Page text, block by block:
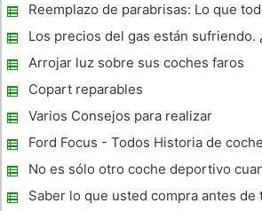
Reemplazo de parabrisas: Lo que
necesitan saber
Los precios del gas están sufriendo.
podemos hacer al respecto?
Arrojar luz sobre sus coches faros
delanteros y traseros
Copart reparables
Varios Consejos para realizar
mantenimiento preventivo para su
Ford Focus - Todos Historia de
Volumen 8
No es sólo otro coche deportivo
trata de la Bmw M
Saber lo que usted compra antes de